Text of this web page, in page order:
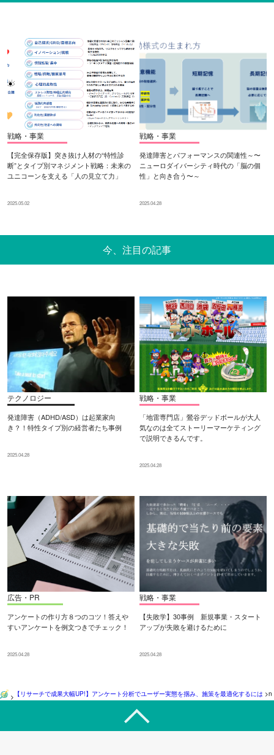
戦略・事業
【完全保存版】突き抜け人材の“特性診
断”とタイプ別マネジメント戦略：未来の
ユニコーンを支える「人の見立て力」
2025.05.02
戦略・事業
発達障害とパフォーマンスの関連性～〜
ニューロダイバーシティ時代の「脳の個
性」と向き合う〜～
2025.04.28
今、注目の記事
テクノロジー
発達障害（ADHD/ASD）は起業家向
き？！特性タイプ別の経営者たち事例
2025.04.28
戦略・事業
「地雷専門店」鶯谷デッドボールが大人
気なのは全てストーリーマーケティング
で説明できるんです。
2025.04.28
広告・PR
アンケートの作り方８つのコツ！答えや
すいアンケートを例文つきでチェック！
2025.04.28
戦略・事業
【失敗学】30事例 新規事業・スタート
アップが失敗を避けるために
2025.04.28
> 【リサーチで成果大幅UP!】アンケート分析でユーザー実態を掴み、施策を最適化するには >n